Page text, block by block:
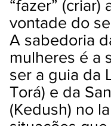
“fazer” (criar)
vontade do
A sabedoria
mulheres é a
ser a guia da
Torá) e da
(Kedush) no